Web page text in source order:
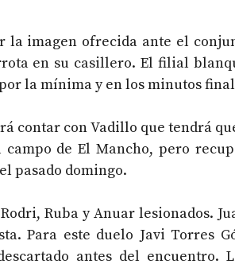
la imagen ofrecida ante el
en su casillero. El filial
la mínima y en los minutos
contar con Vadillo que tendrá
de El Mancho, pero
pasado domingo.
Ruba y Anuar lesionados.
Para este duelo Javi Torres
antes del encuentro.